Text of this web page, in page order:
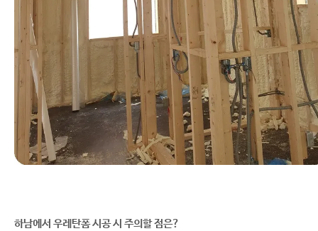
하남에서 우레탄폼 시공 시 주의할 점은?